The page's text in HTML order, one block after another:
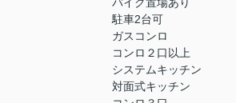
駐車2台可
ガスコンロ
コンロ２口以上
システムキッチン
対面式キッチン